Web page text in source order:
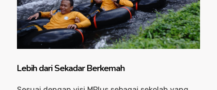
Lebih dari Sekadar Berkemah